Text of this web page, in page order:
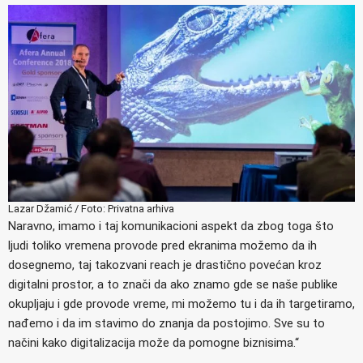
Lazar Džamić / Foto: Privatna arhiva
Naravno, imamo i taj komunikacioni aspekt da zbog toga što
ljudi toliko vremena provode pred ekranima možemo da ih
dosegnemo, taj takozvani reach je drastično povećan kroz
digitalni prostor, a to znači da ako znamo gde se naše publike
okupljaju i gde provode vreme, mi možemo tu i da ih targetiramo,
nađemo i da im stavimo do znanja da postojimo. Sve su to
načini kako digitalizacija može da pomogne biznisima.“